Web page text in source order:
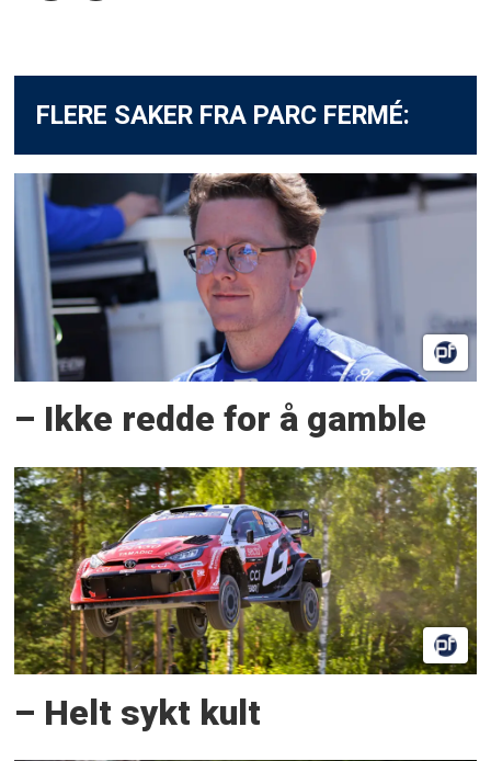
FLERE SAKER FRA PARC FERMÉ:
– Ikke redde for å gamble
– Helt sykt kult